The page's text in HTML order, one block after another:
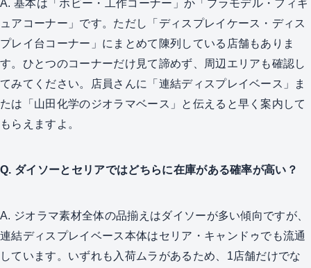
A. 基本は「ホビー・工作コーナー」か「プラモデル・フィギ
ュアコーナー」です。ただし「ディスプレイケース・ディス
プレイ台コーナー」にまとめて陳列している店舗もありま
す。ひとつのコーナーだけ見て諦めず、周辺エリアも確認し
てみてください。店員さんに「連結ディスプレイベース」ま
たは「山田化学のジオラマベース」と伝えると早く案内して
もらえますよ。
Q. ダイソーとセリアではどちらに在庫がある確率が高い？
A. ジオラマ素材全体の品揃えはダイソーが多い傾向ですが、
連結ディスプレイベース本体はセリア・キャンドゥでも流通
しています。いずれも入荷ムラがあるため、1店舗だけでな